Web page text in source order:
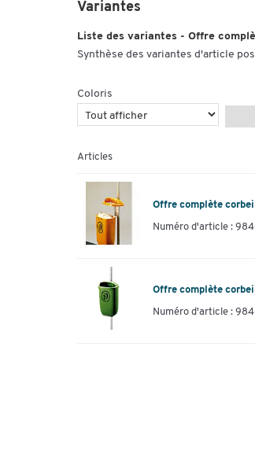
Variantes
Liste des variantes - Offre
Synthèse des variantes d'article
Coloris
Articles
Offre complète
Numéro d'article :
Offre complète
Numéro d'article :